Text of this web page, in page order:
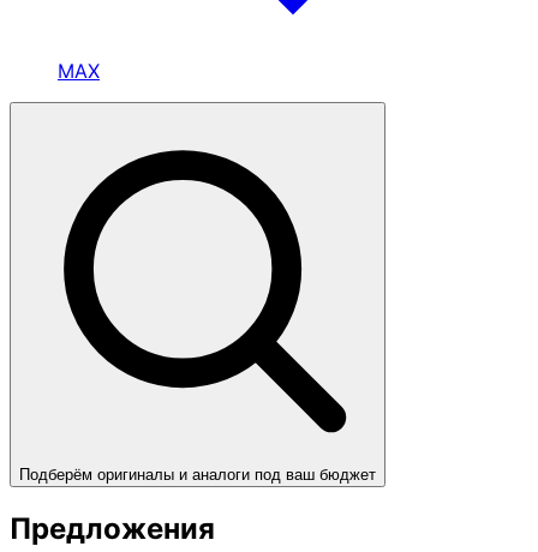
MAX
Подберём оригиналы и аналоги под ваш бюджет
Предложения